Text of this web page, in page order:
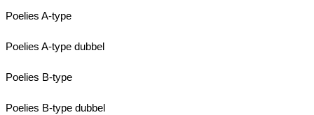
Poelies A-type
Poelies A-type dubbel
Poelies B-type
Poelies B-type dubbel